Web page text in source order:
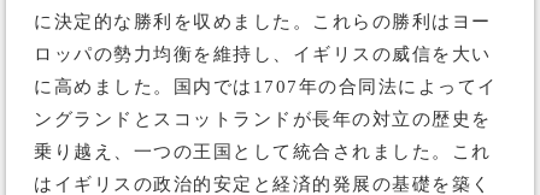
に決定的な勝利を収めました。これらの勝利はヨー
ロッパの勢力均衡を維持し、イギリスの威信を大い
に高めました。国内では1707年の合同法によってイ
ングランドとスコットランドが長年の対立の歴史を
乗り越え、一つの王国として統合されました。これ
はイギリスの政治的安定と経済的発展の基礎を築く